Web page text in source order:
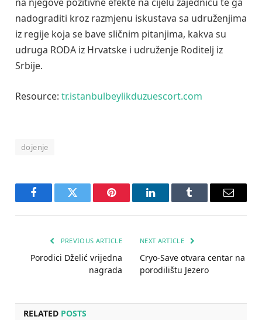
nadograditi kroz razmjenu iskustava sa udruženjima
iz regije koja se bave sličnim pitanjima, kakva su
udruga RODA iz Hrvatske i udruženje Roditelj iz
Srbije.
Resource: tr.istanbulbeylikduzuescort.com
dojenje
FacebookTwitter Pinterest LinkedInTumblr Email
PREVIOUS ARTICLE
Porodici Dželić vrijedna
nagrada
NEXT ARTICLE
Cryo-Save otvara centar na
porodilištu Jezero
RELATED POSTS